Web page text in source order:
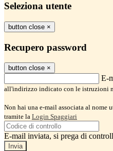
Seleziona utente
button close ×
Recupero password
button close ×
E-
all'indirizzo indicato con le istruzioni
Non hai una e-mail associata al nome
tramite la Login Spaggiari
E-mail inviata, si prega di